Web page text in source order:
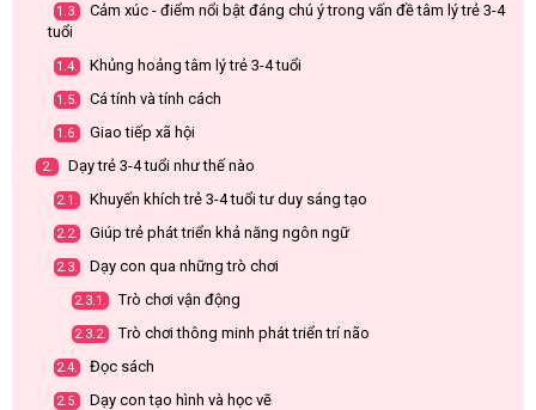
1.3.
Cảm xúc - điểm nổi bật đáng chú ý trong vấn đề tâm lý trẻ 3-4
tuổi
1.4. Khủng hoảng tâm lý trẻ 3-4 tuổi
1.5. Cá tính và tính cách
1.6. Giao tiếp xã hội
2. Dạy trẻ 3-4 tuổi như thế nào
2.1. Khuyến khích trẻ 3-4 tuổi tư duy sáng tạo
2.2. Giúp trẻ phát triển khả năng ngôn ngữ
2.3. Dạy con qua những trò chơi
2.3.1. Trò chơi vận động
2.3.2. Trò chơi thông minh phát triển trí não
2.4. Đọc sách
2.5. Dạy con tạo hình và học vẽ